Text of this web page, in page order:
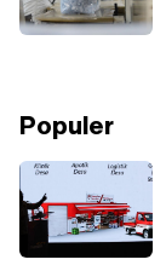
Populer